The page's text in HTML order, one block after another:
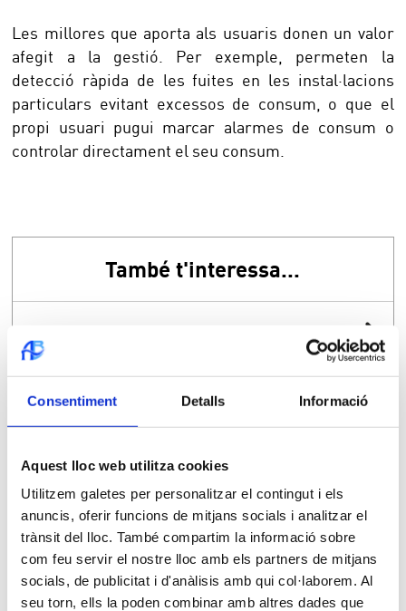
Consentiment Detalls Informació
Aquest lloc web utilitza cookies
Utilitzem galetes per personalitzar el contingut i els
anuncis, oferir funcions de mitjans socials i analitzar el
trànsit del lloc. També compartim la informació sobre
com feu servir el nostre lloc amb els partners de mitjans
socials, de publicitat i d'anàlisis amb qui col·laborem. Al
seu torn, ells la poden combinar amb altres dades que
Les millores que aporta als usuaris donen un valor
afegit a la gestió. Per exemple, permeten la
detecció ràpida de les fuites en les instal·lacions
particulars evitant excessos de consum, o que el
propi usuari pugui marcar alarmes de consum o
controlar directament el seu consum.
També t'interessa...
Obres clavegueram i aigua potable Pl.
Argentina
Obres al Carrer Maresme
2025-05-23
Obres xarxa aigua potable c/Vidal i
Barraquer